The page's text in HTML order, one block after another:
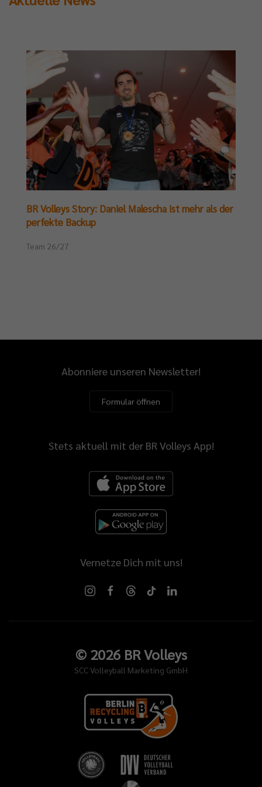
BR Volleys Story: Daniel Malescha ist mehr als der
perfekte Backup
Team 26/27
Abonniere unseren Newsletter!
Formular öffnen
Stets aktuell mit der BR Volleys App!
Vernetze Dich mit uns!
© 2026BR Volleys
SCC Volleyball Marketing GmbH